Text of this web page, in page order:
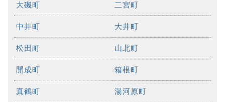
大磯町 二宮町
中井町 大井町
松田町 山北町
開成町 箱根町
真鶴町 湯河原町